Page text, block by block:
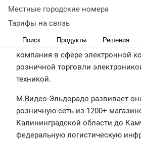
Местные городские номера
Тарифы на связь
Поиск Продукты Решения
М.Видео-Эльдорадо — это
компания в сфере электронной
розничной торговли
техникой.
М.Видео-Эльдорадо развивает
розничную сеть из 1200+
Калининградской области до
федеральную логистическую